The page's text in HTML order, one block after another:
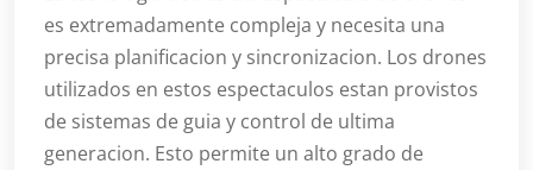
es extremadamente compleja y necesita una
precisa planificacion y sincronizacion. Los drones
utilizados en estos espectaculos estan provistos
de sistemas de guia y control de ultima
generacion. Esto permite un alto grado de